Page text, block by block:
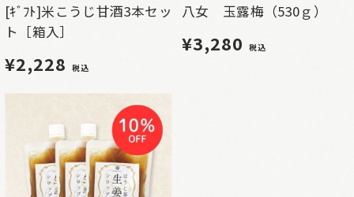
[ｷﾞﾌﾄ]米こうじ甘酒3本セッ
ト［箱入］
¥2,228 税込
八女 玉露梅（530ｇ）
¥3,280 税込